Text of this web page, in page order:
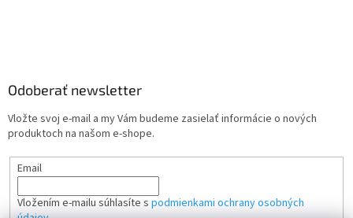
Odoberať newsletter
Vložte svoj e-mail a my Vám budeme zasielať informácie o nových
produktoch na našom e-shope.
Email
Vložením e-mailu súhlasíte s podmienkami ochrany osobných